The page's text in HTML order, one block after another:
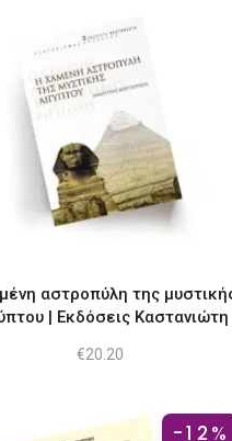
αστροπύλη της
| Εκδόσεις Καστανιώτη
€20.20
-12%